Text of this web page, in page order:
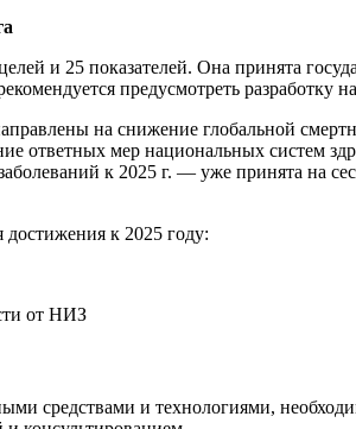
и 25 показателей. Она принята
предусмотреть
на снижение глобальной
ответных мер национальных систем
к 2025 г. — уже принята на
к 2025 году:
от НИЗ
средствами и технологиями,